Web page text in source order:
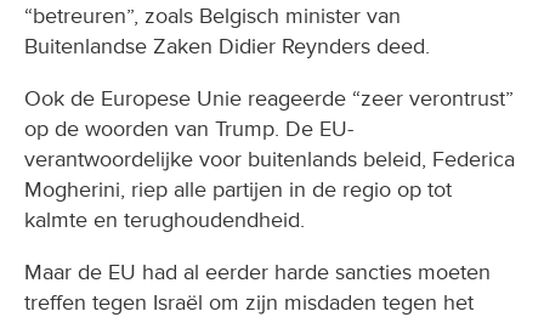
“betreuren”, zoals Belgisch minister van
Buitenlandse Zaken Didier Reynders deed.
Ook de Europese Unie reageerde “zeer verontrust”
op de woorden van Trump. De EU-
verantwoordelijke voor buitenlands beleid, Federica
Mogherini, riep alle partijen in de regio op tot
kalmte en terughoudendheid.
Maar de EU had al eerder harde sancties moeten
treffen tegen Israël om zijn misdaden tegen het